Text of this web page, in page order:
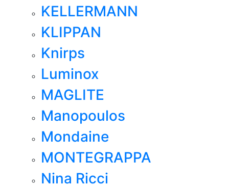
KELLERMANN
KLIPPAN
Knirps
Luminox
MAGLITE
Manopoulos
Mondaine
MONTEGRAPPA
Nina Ricci